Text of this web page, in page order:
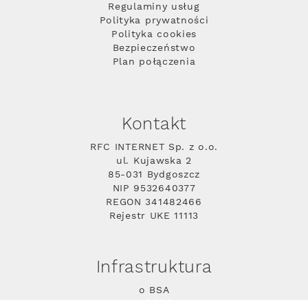
Regulaminy usług
Polityka prywatności
Polityka cookies
Bezpieczeństwo
Plan połączenia
Kontakt
RFC INTERNET Sp. z o.o.
ul. Kujawska 2
85-031 Bydgoszcz
NIP 9532640377
REGON 341482466
Rejestr UKE 11113
Infrastruktura
o BSA